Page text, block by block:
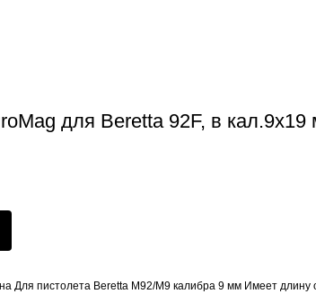
для Beretta 92F, в
Для пистолета Beretta M92/M9 калибра 9 мм Имеет длину